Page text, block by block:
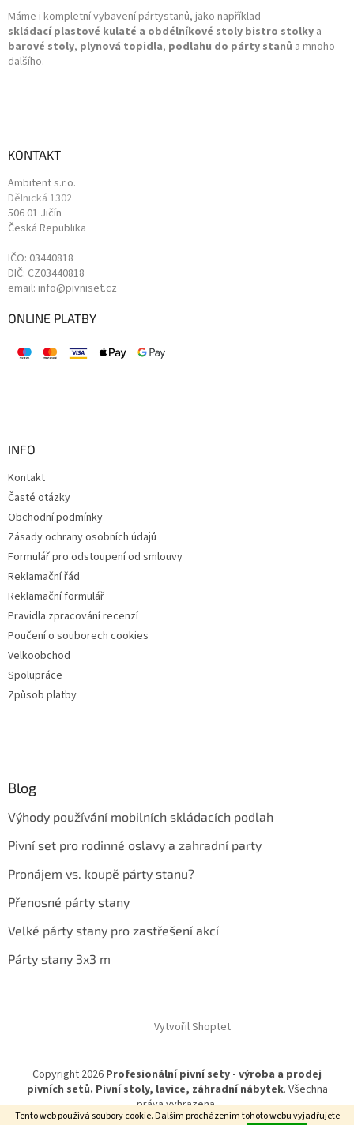
Tento web používá soubory cookie. Dalším procházením tohoto webu vyjadřujete
Máme i kompletní vybavení pártystanů, jako například
skládací plastové kulaté a obdélníkové stolybistro stolky a
barové stoly, plynová topidla, podlahu do párty stanů a mnoho
dalšího.
KONTAKT
Ambitent s.r.o.
Dělnická 1302
506 01 Jičín
Česká Republika
IČO: 03440818
DIČ: CZ03440818
email: info@pivniset.cz
ONLINE PLATBY
INFO
Kontakt
Časté otázky
Obchodní podmínky
Zásady ochrany osobních údajů
Formulář pro odstoupení od smlouvy
Reklamační řád
Reklamační formulář
Pravidla zpracování recenzí
Poučení o souborech cookies
Velkoobchod
Spolupráce
Způsob platby
Blog
Výhody používání mobilních skládacích podlah
Pivní set pro rodinné oslavy a zahradní party
Pronájem vs. koupě párty stanu?
Přenosné párty stany
Velké párty stany pro zastřešení akcí
Párty stany 3x3 m
Vytvořil Shoptet
Copyright 2026 Profesionální pivní sety - výroba a prodej
pivních setů. Pivní stoly, lavice, záhradní nábytek. Všechna
práva vyhrazena.